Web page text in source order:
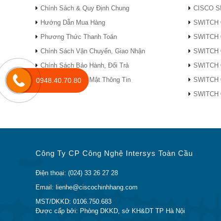
Kích thước (W x L x H)
165 x 114 x 41 mm
Cân nặng
560g (Điểm truy
So sánh AIR-AP1810W-N-K9 với các mặt
Bảng 2 cho thấy sự so sánh giữa AIR-
Giao diện
– Cổng đường lên PoE 1 × 10/100
– 1 cổng giao diện điều khiển quản
– Cổng 3 × 10/100 / 1000BASE-T
bộ), bao gồm 1 cổng PoE out
Chính Sách & Quy Định Chung
Hướng Dẫn Mua Hàng
Phương Thức Thanh Toán
Chính Sách Vận Chuyển, Giao Nhận
Chính Sách Bảo Hành, Đổi Trả
Chính Sách Bảo Mật Thông Tin
CISCO
SWITCH
SWITCH
SWITCH
SWITCH
SWITCH
SWITCH
Công Ty CP Công Nghệ Intersys Toàn Cầu
Điện thoại: (024) 33 26 27 28
Email: lienhe@ciscochinhhang.com
MST/DKKD: 0106.750.683
Được cấp bởi: Phòng DKKD, sở KH&DT TP Hà Nội
0948.40.70.80